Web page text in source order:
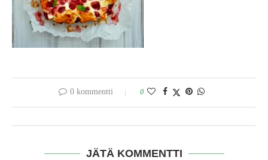
0 kommentti 0
JÄTÄ KOMMENTTI